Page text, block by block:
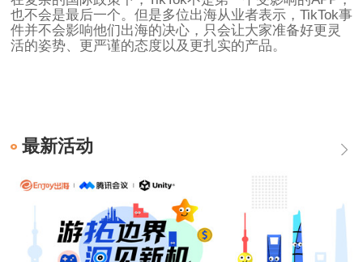
也不会是最后一个。但是多位出海从业者表示，TikTok事
件并不会影响他们出海的决心，只会让大家准备好更灵
活的姿势、更严谨的态度以及更扎实的产品。
最新活动